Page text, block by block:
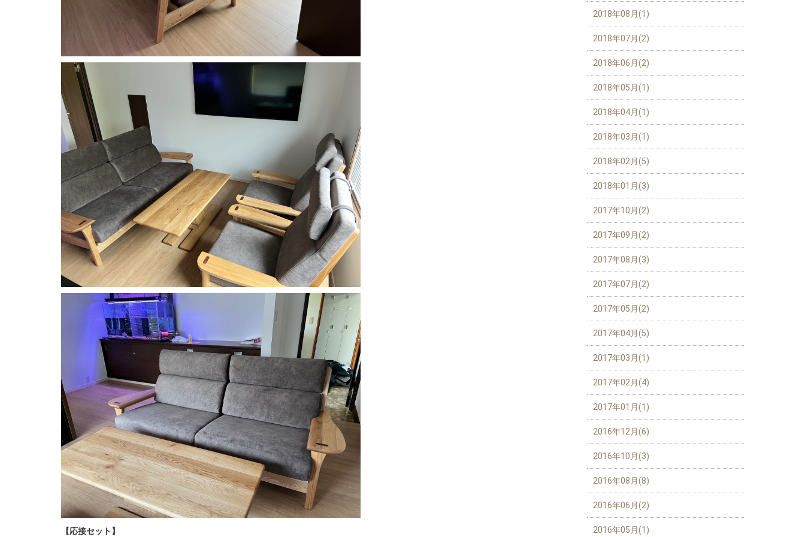
【応接セット】
2018年08月(1)
2018年07月(2)
2018年06月(2)
2018年05月(1)
2018年04月(1)
2018年03月(1)
2018年02月(5)
2018年01月(3)
2017年10月(2)
2017年09月(2)
2017年08月(3)
2017年07月(2)
2017年05月(2)
2017年04月(5)
2017年03月(1)
2017年02月(4)
2017年01月(1)
2016年12月(6)
2016年10月(3)
2016年08月(8)
2016年06月(2)
2016年05月(1)